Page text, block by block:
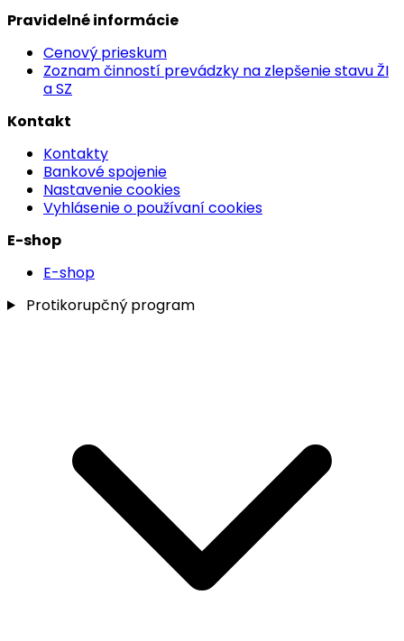
Pravidelné informácie
Cenový prieskum
Zoznam činností prevádzky na zlepšenie stavu ŽI
a SZ
Kontakt
Kontakty
Bankové spojenie
Nastavenie cookies
Vyhlásenie o používaní cookies
E-shop
E-shop
Protikorupčný program